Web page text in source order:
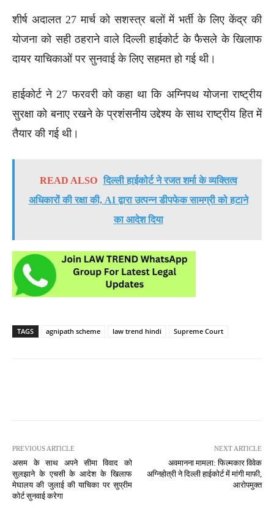
शीर्ष अदालत 27 मार्च को सशस्त्र बलों में भर्ती के लिए केंद्र की
योजना को सही ठहराने वाले दिल्ली हाईकोर्ट के फैसले के खिलाफ
दायर याचिकाओं पर सुनवाई के लिए सहमत हो गई थी।
हाईकोर्ट ने 27 फरवरी को कहा था कि अग्निपथ योजना राष्ट्रीय
सुरक्षा को बनाए रखने के प्रशंसनीय उद्देश्य के साथ राष्ट्रीय हित में
तैयार की गई थी।
READ ALSO दिल्ली हाईकोर्ट ने रजत शर्मा के व्यक्तित्व
अधिकारों की रक्षा की, AI द्वारा उत्पन्न डीपफेक सामग्री को हटाने
का आदेश दिया
TAGS agnipath scheme law trend hindi Supreme Court
PREVIOUS ARTICLE
असम के साथ अपने सीमा विवाद को
सुलझाने के एचसी के आदेश के खिलाफ
मेघालय की जुलाई की याचिका पर सुप्रीम
कोर्ट सुनवाई करेगा
NEXT ARTICLE
अवमानना मामला: फिल्मकार विवेक
अग्निहोत्री ने दिल्ली हाईकोर्ट में मांगी माफी,
आरोपमुक्त